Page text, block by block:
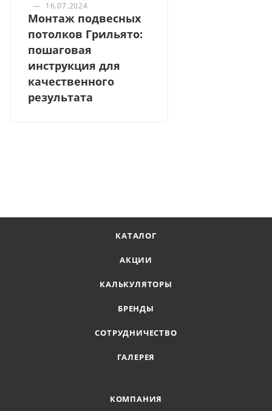
— 16.07.2024
Монтаж подвесных
потолков Грильято:
пошаговая
инструкция для
качественного
результата
КАТАЛОГ
АКЦИИ
КАЛЬКУЛЯТОРЫ
БРЕНДЫ
СОТРУДНИЧЕСТВО
ГАЛЕРЕЯ
КОМПАНИЯ